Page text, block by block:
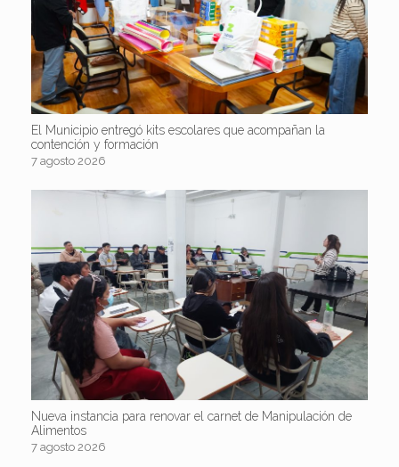
El Municipio entregó kits escolares que acompañan la
contención y formación
7 agosto 2026
Nueva instancia para renovar el carnet de Manipulación de
Alimentos
7 agosto 2026